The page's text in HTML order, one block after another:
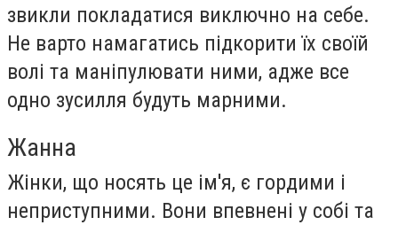
звикли покладатися виключно на себе.
Не варто намагатись підкорити їх своїй
волі та маніпулювати ними, адже все
одно зусилля будуть марними.
Жанна
Жінки, що носять це ім'я, є гордими і
неприступними. Вони впевнені у собі та